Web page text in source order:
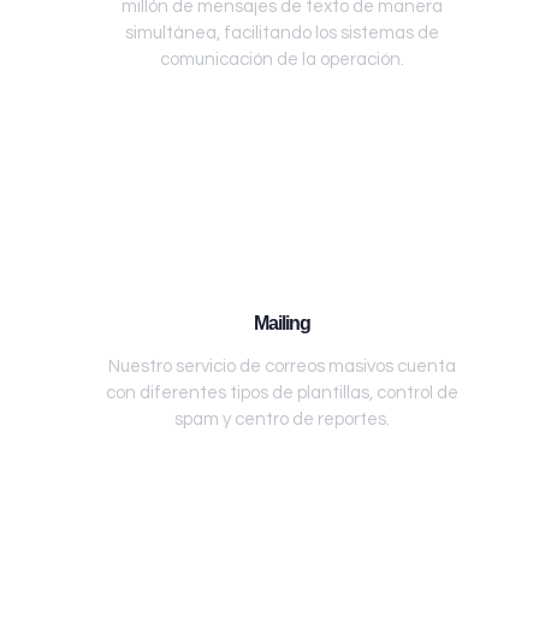
millón de mensajes de texto de manera
simultánea, facilitando los sistemas de
comunicación de la operación.
Mailing
Nuestro servicio de correos masivos cuenta
con diferentes tipos de plantillas, control de
spam y centro de reportes.